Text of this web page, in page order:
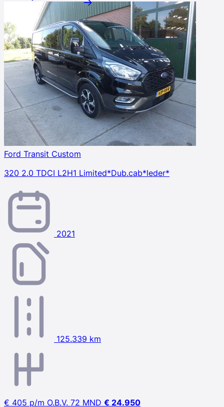
Ford Transit Custom
320 2.0 TDCI L2H1 Limited*Dub.cab*leder*
2021
125.339 km
€ 405 p/m O.B.V. 72 MND € 24.950